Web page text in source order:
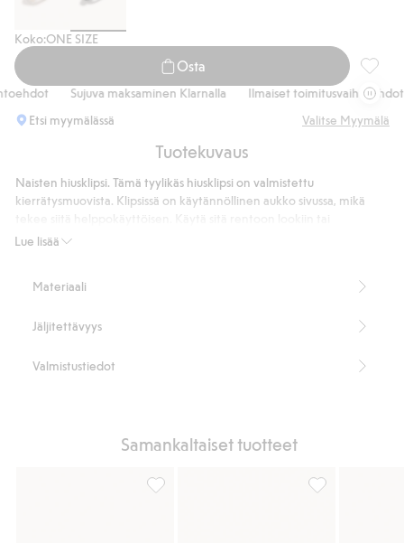
Koko:ONE SIZE
Osta
Sujuva maksaminen Klarnalla
Ilmaiset toimitusvaihtoehdot
Etsi myymälässä
Valitse Myymälä
Tuotekuvaus
Lue lisää
Naisten hiusklipsi. Tämä tyylikäs hiusklipsi on valmistettu
kierrätysmuovista. Klipsissä on käytännöllinen aukko sivussa, mikä
viimeistele sillä elegantimpi kampaus. Fiksu yksityiskohta
Tuotenumero
Materiaali
Jäljitettävyys
Valmistustiedot
Samankaltaiset tuotteet